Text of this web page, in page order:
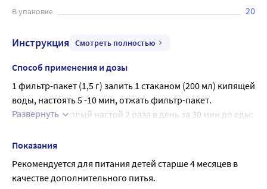
веществ, он экологически чист и безвреден для детей
В упаковке 20
Инструкция Смотреть полностью
Способ применения и дозы
1 фильтр-пакет (1,5 г) залить 1 стаканом (200 мл) кипящей
воды, настоять 5 -10 мин, отжать фильтр-пакет.
Принимать теплый настой 2 раза в день за 30 мин до еды:
1 года - по 50-100 мл.
Настой рекомендуется готовить непосредственно перед
использованием.
Напиток в питание детей следует вводить постепенно,
Развернуть
Показания
Рекомендуется для питания детей старше 4 месяцев в
качестве дополнительного питья.